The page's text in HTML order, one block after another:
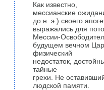
Как известно,
мессианские
до н. э.) своего
выражались для
Мессии-
будущем вечном
физический
недостаток,
тайные
грехи. Не
людской памяти.